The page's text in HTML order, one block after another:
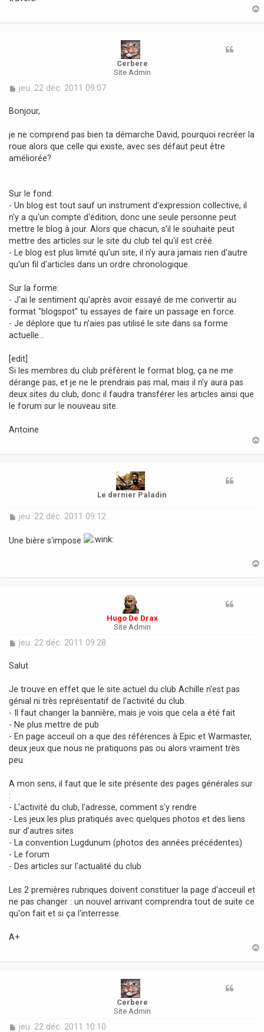
Cerbere
Site Admin
M
s
g
e
jeu. 22 déc. 2011 09:07
Bonjour,
je ne comprend pas bien ta démarche David, pourquoi recréer la
roue alors que celle qui existe, avec ses défaut peut être
améliorée?
Sur le fond:
- Un blog est tout sauf un instrument d'expression collective, il
n'y a qu'un compte d'édition, donc une seule personne peut
mettre le blog à jour. Alors que chacun, s'il le souhaite peut
mettre des articles sur le site du club tel qu'il est créé.
- Le blog est plus limité qu'un site, il n'y aura jamais rien d'autre
qu'un fil d'articles dans un ordre chronologique.
Sur la forme:
- J'ai le sentiment qu'après avoir essayé de me convertir au
format "blogspot" tu essayes de faire un passage en force.
- Je déplore que tu n'aies pas utilisé le site dans sa forme
actuelle...
[edit]
Si les membres du club préfèrent le format blog, ça ne me
dérange pas, et je ne le prendrais pas mal, mais il n'y aura pas
deux sites du club, donc il faudra transférer les articles ainsi que
le forum sur le nouveau site.
Antoine
Le dernier Paladin
M
s
jeu. 22 déc. 2011 09:12
Une bière s'impose
Hugo De Drax
Site Admin
M
s
g
e
jeu. 22 déc. 2011 09:28
Salut
Je trouve en effet que le site actuel du club Achille n'est pas
génial ni très représentatif de l'activité du club.
- Il faut changer la bannière, mais je vois que cela a été fait
- Ne plus mettre de pub
- En page acceuil on a que des références à Epic et Warmaster,
deux jeux que nous ne pratiquons pas ou alors vraiment très
peu.
A mon sens, il faut que le site présente des pages générales sur
:
- L'activité du club, l'adresse, comment s'y rendre
- Les jeux les plus pratiqués avec quelques photos et des liens
sur d'autres sites
- La convention Lugdunum (photos des années précédentes)
- Le forum
- Des articles sur l'actualité du club
Les 2 premières rubriques doivent constituer la page d'acceuil et
ne pas changer : un nouvel arrivant comprendra tout de suite ce
qu'on fait et si ça l'interresse.
A+
Cerbere
Site Admin
M
jeu. 22 déc. 2011 10:10